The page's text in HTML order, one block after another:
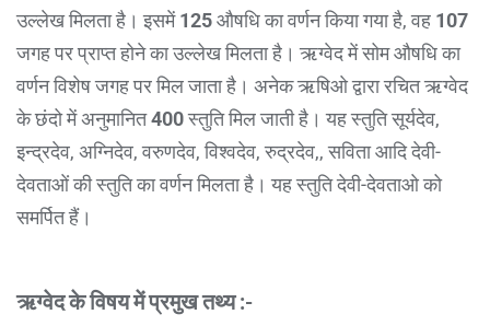
उल्लेख मिलता है। इसमें125औषधि का वर्णन किया गया है, वह 107
जगह पर प्राप्त होने का उल्लेख मिलता है। ऋग्वेद में सोम औषधि का
वर्णन विशेष जगह पर मिल जाता है। अनेक ऋषिओ द्वारा रचित ऋग्वेद
के छंदो में अनुमानित400स्तुति मिल जाती है। यह स्तुति सूर्यदेव,
इन्द्रदेव, अग्निदेव, वरुणदेव, विश्वदेव, रुद्रदेव,, सविता आदि देवी-
देवताओं की स्तुति का वर्णन मिलता है। यह स्तुति देवी-देवताओ को
समर्पित हैं।
ऋग्वेद के विषय में प्रमुख तथ्य :-